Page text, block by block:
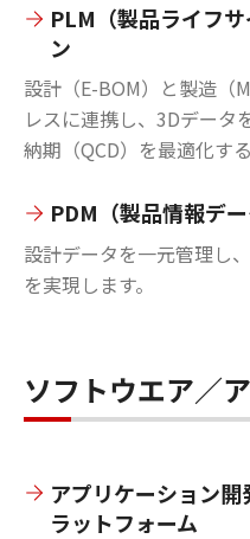
PLM（製品ライフ
ン
設計（E-BOM）と製造（
レスに連携し、3Dデータ
納期（QCD）を最適化す
PDM（製品情報デ
設計データを一元管理し
を実現します。
ソフトウエア／
アプリケーション
ラットフォーム